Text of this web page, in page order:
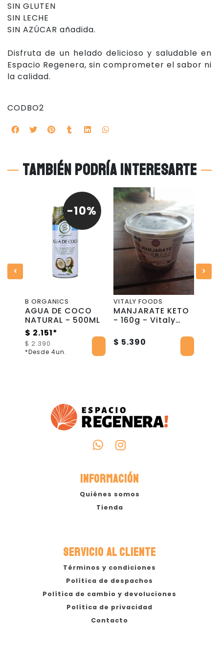
SIN GLUTEN
SIN LECHE
SIN AZÚCAR añadida.
Disfruta de un helado delicioso y saludable en
Espacio Regenera, sin comprometer el sabor ni
la calidad.
CODBO2
También podría interesarte
-10%
B ORGANICS
AGUA DE COCO
NATURAL - 500ML
$ 2.151*
$ 2.390
*Desde 4un.
VITALY FOODS
MANJARATE KETO
- 160g - Vitaly
$ 5.390
INFORMACIÓN
Quiénes somos
Tienda
SERVICIO AL CLIENTE
Términos y condiciones
Política de despachos
Política de cambio y devoluciones
Política de privacidad
Contacto